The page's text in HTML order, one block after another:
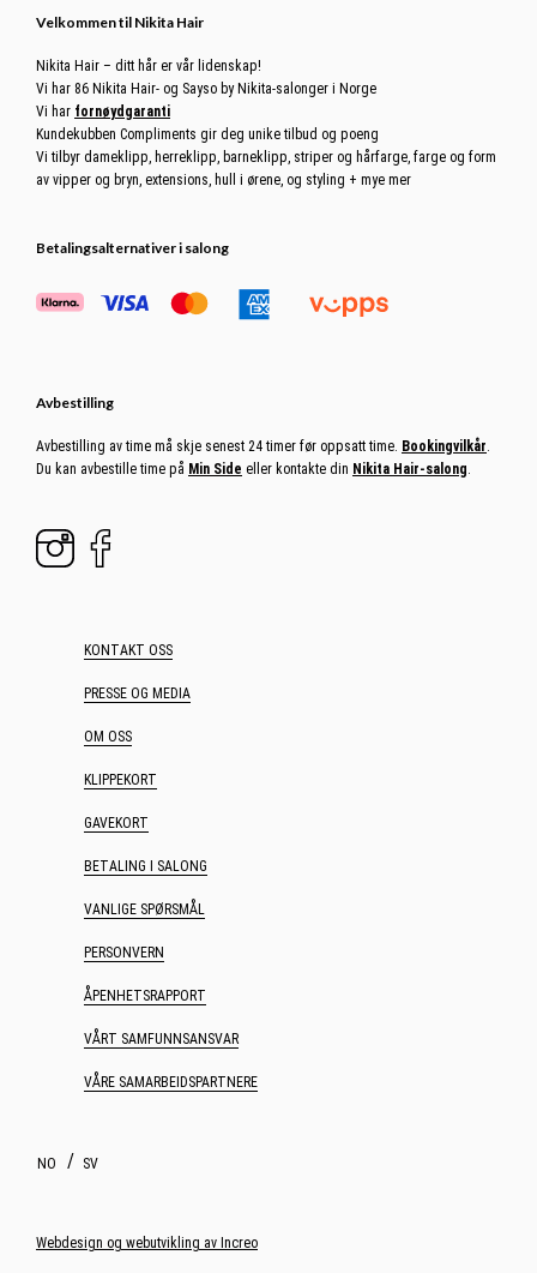
Footer
Velkommen til Nikita Hair
Nikita Hair – ditt hår er vår lidenskap!
Vi har 86 Nikita Hair- og Sayso by Nikita-salonger i Norge
Vi har fornøydgaranti
Kundekubben Compliments gir deg unike tilbud og poeng
Vi tilbyr dameklipp, herreklipp, barneklipp, striper og hårfarge, farge og form
av vipper og bryn, extensions, hull i ørene, og styling + mye mer
Betalingsalternativer i salong
Avbestilling
Avbestilling av time må skje senest 24 timer før oppsatt time. Bookingvilkår.
Du kan avbestille time på Min Side eller kontakte din Nikita Hair-salong.
KONTAKT OSS
PRESSE OG MEDIA
OM OSS
KLIPPEKORT
GAVEKORT
BETALING I SALONG
VANLIGE SPØRSMÅL
PERSONVERN
ÅPENHETSRAPPORT
VÅRT SAMFUNNSANSVAR
VÅRE SAMARBEIDSPARTNERE
NO SV
Webdesign og webutvikling av Increo